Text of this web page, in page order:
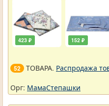
423 ₽ 152 ₽
52 ТОВАРА. Распродажа
Орг: МамаСтепашки